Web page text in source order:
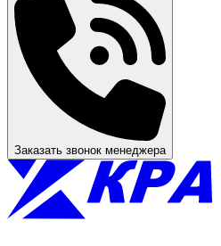
Заказать звонок менеджера